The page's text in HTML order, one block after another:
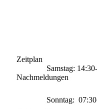
Zeitplan
Samstag: 14:30-
Nachmeldungen
Sonntag: 07:30-